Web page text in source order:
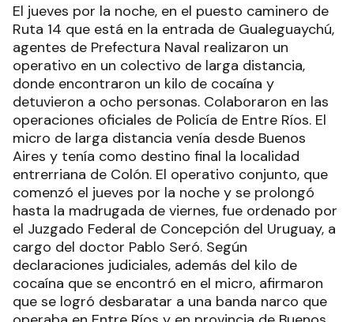
El jueves por la noche, en el puesto caminero de
Ruta 14 que está en la entrada de Gualeguaychú,
agentes de Prefectura Naval realizaron un
operativo en un colectivo de larga distancia,
donde encontraron un kilo de cocaína y
detuvieron a ocho personas. Colaboraron en las
operaciones oficiales de Policía de Entre Ríos. El
micro de larga distancia venía desde Buenos
Aires y tenía como destino final la localidad
entrerriana de Colón. El operativo conjunto, que
comenzó el jueves por la noche y se prolongó
hasta la madrugada de viernes, fue ordenado por
el Juzgado Federal de Concepción del Uruguay, a
cargo del doctor Pablo Seró. Según
declaraciones judiciales, además del kilo de
cocaína que se encontró en el micro, afirmaron
que se logró desbaratar a una banda narco que